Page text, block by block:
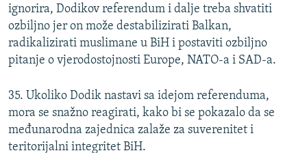
ignorira, Dodikov referendum i dalje treba shvatiti
ozbiljno jer on može destabilizirati Balkan,
radikalizirati muslimane u BiH i postaviti ozbiljno
pitanje o vjerodostojnosti Europe, NATO-a i SAD-a.
35. Ukoliko Dodik nastavi sa idejom referenduma,
mora se snažno reagirati, kako bi se pokazalo da se
međunarodna zajednica zalaže za suverenitet i
teritorijalni integritet BiH.